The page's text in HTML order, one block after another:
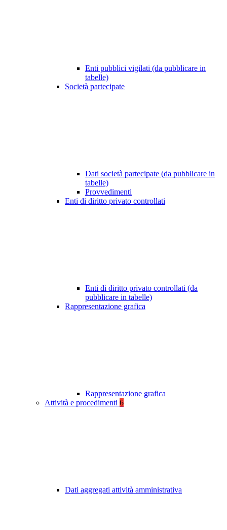
Enti pubblici vigilati (da pubblicare in
tabelle)
Società partecipate
Dati società partecipate (da pubblicare in
tabelle)
Provvedimenti
Enti di diritto privato controllati
Enti di diritto privato controllati (da
pubblicare in tabelle)
Rappresentazione grafica
Rappresentazione grafica
Attività e procedimenti 6
Dati aggregati attività amministrativa